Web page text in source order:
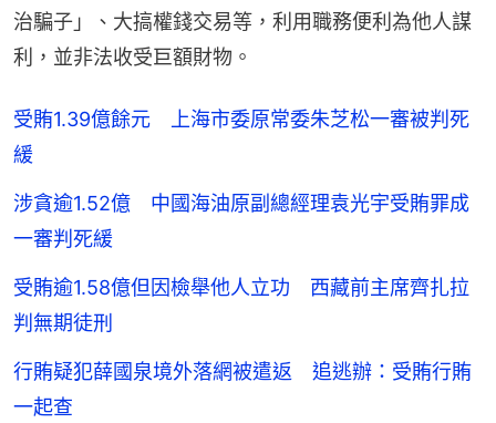
治騙子」、大搞權錢交易等，利用職務便利為他人謀
利，並非法收受巨額財物。
受賄1.39億餘元 上海市委原常委朱芝松一審被判死
緩
涉貪逾1.52億 中國海油原副總經理袁光宇受賄罪成
一審判死緩
受賄逾1.58億但因檢舉他人立功 西藏前主席齊扎拉
判無期徒刑
行賄疑犯薛國泉境外落網被遣返 追逃辦：受賄行賄
一起查